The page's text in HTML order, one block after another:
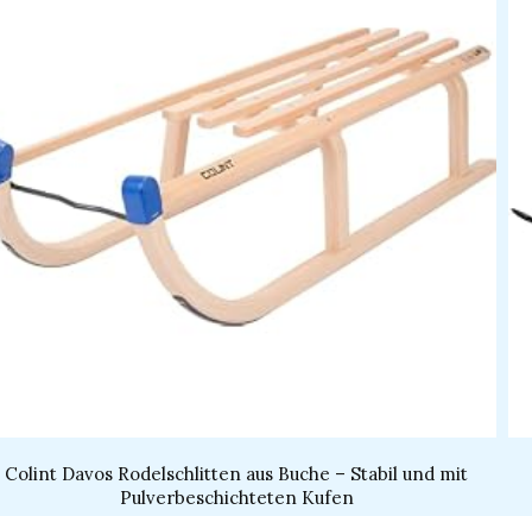
Colint Davos Rodelschlitten aus Buche – Stabil und mit
Pulverbeschichteten Kufen